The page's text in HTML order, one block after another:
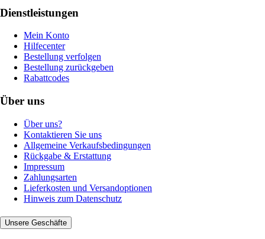
Dienstleistungen
Mein Konto
Hilfecenter
Bestellung verfolgen
Bestellung zurückgeben
Rabattcodes
Über uns
Über uns?
Kontaktieren Sie uns
Allgemeine Verkaufsbedingungen
Rückgabe & Erstattung
Impressum
Zahlungsarten
Lieferkosten und Versandoptionen
Hinweis zum Datenschutz
Unsere Geschäfte